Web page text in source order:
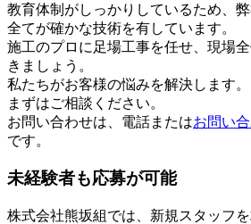
教育体制がしっかりしているため、
全てが確かな技術を有しています。
施工のプロに足場工事を任せ、現場
きましょう。
私たちがお客様の悩みを解決します。
まずはご相談ください。
お問い合わせは、電話またはお問い
です。
未経験者も応募が可能
株式会社熊坂組では、新規スタッフを